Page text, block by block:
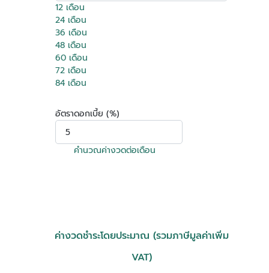
12 เดือน
24 เดือน
36 เดือน
48 เดือน
60 เดือน
72 เดือน
84 เดือน
อัตราดอกเบี้ย (%)
คำนวณค่างวดต่อเดือน
ค่างวดชำระโดยประมาณ (รวมภาษีมูลค่าเพิ่ม
VAT)